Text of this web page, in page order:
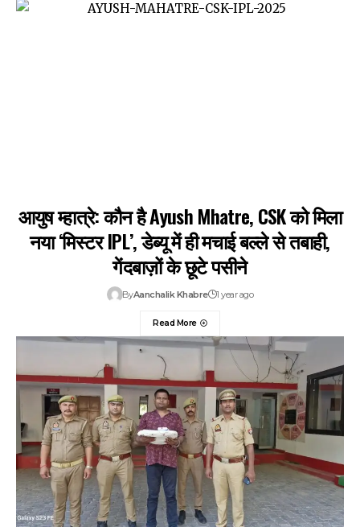
आयुष म्हात्रे: कौन है Ayush Mhatre, CSK को मिला
नया ‘मिस्टर IPL’, डेब्यू में ही मचाई बल्ले से तबाही,
गेंदबाज़ों के छूटे पसीने
ByAanchalik Khabre 1 year ago
Read More